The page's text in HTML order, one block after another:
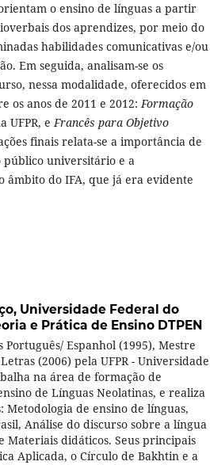
o ensino de línguas a partir
dos aprendizes, por meio do
habilidades comunicativas e/ou
Em seguida, analisam-se os
nessa modalidade, oferecidos em
os anos de 2011 e 2012:Formação
UFPR, eFrancês para Objetivo
finais relata-se a importância de
público universitário e a
âmbito do IFA, que já era evidente
Universidade Federal do
e Prática de Ensino DTPEN
Português/ Espanhol (1995), Mestre
(2006) pela UFPR - Universidade
na área de formação de
de Línguas Neolatinas, e realiza
Metodologia de ensino de línguas,
Análise do discurso sobre a língua
Materiais didáticos. Seus principais
Aplicada, o Círculo de Bakhtin e a